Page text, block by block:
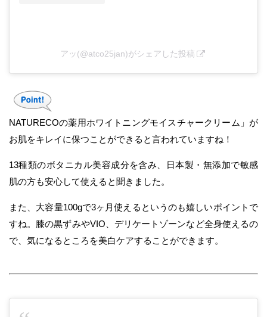
アッ(@atco25jan)がシェアした投稿
NATURECOの薬用ホワイトニングモイスチャークリーム」が
お肌をキレイに保つことができると言われていますね！
13種類のボタニカル美容成分を含み、日本製・無添加で敏感
肌の方も安心して使えると聞きました。
また、大容量100gで3ヶ月使えるというのも嬉しいポイントで
すね。膝の黒ずみやVIO、デリケートゾーンなど全身使えるの
で、気になるところを美白ケアすることができます。